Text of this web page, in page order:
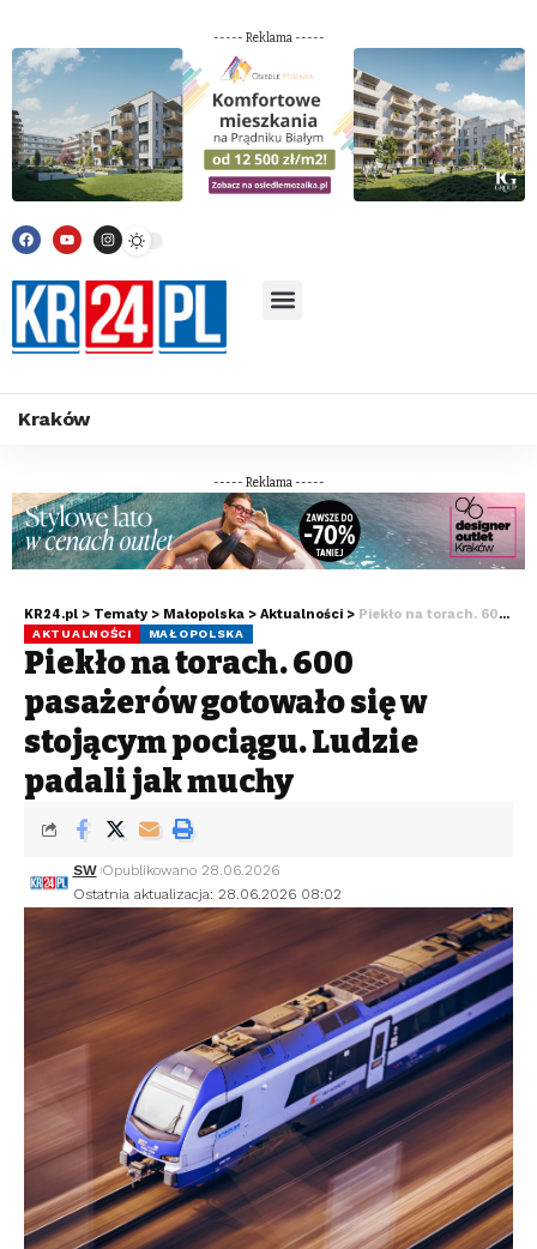
----- Reklama -----
Kraków
----- Reklama -----
KR24.pl > Tematy > Małopolska > Aktualności > Piekło na torach. 600 pasażerów gotowało się w stojącym pociągu. Ludzie padali jak muchy
AKTUALNOŚCI MAŁOPOLSKA
Piekło na torach. 600
pasażerów gotowało się w
stojącym pociągu. Ludzie
padali jak muchy
Ostatnia aktualizacja: 28.06.2026 08:02
SW Opublikowano 28.06.2026